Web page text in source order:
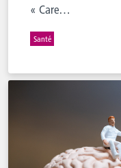
« Care…
Santé